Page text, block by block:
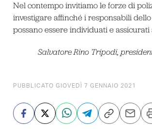
Nel contempo invitiamo le forze di
investigare affinché i responsabili
possano essere individuati e assicurati
Salvatore Rino Tripodi,
PUBBLICATO GIOVEDÌ 7 GENNAIO 2021